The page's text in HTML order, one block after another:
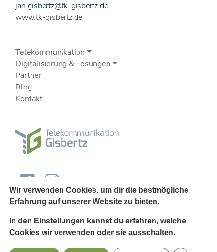
jan.gisbertz@tk-gisbertz.de
www.tk-gisbertz.de
Telekommunikation
Digitalisierung & Lösungen
Partner
Blog
Kontakt
© 2026Telekommunikation Gisbertz
Wir verwenden Cookies, um dir die bestmögliche
Erfahrung auf unserer Website zu bieten.
In den Einstellungen kannst du erfahren, welche
Cookies wir verwenden oder sie ausschalten.